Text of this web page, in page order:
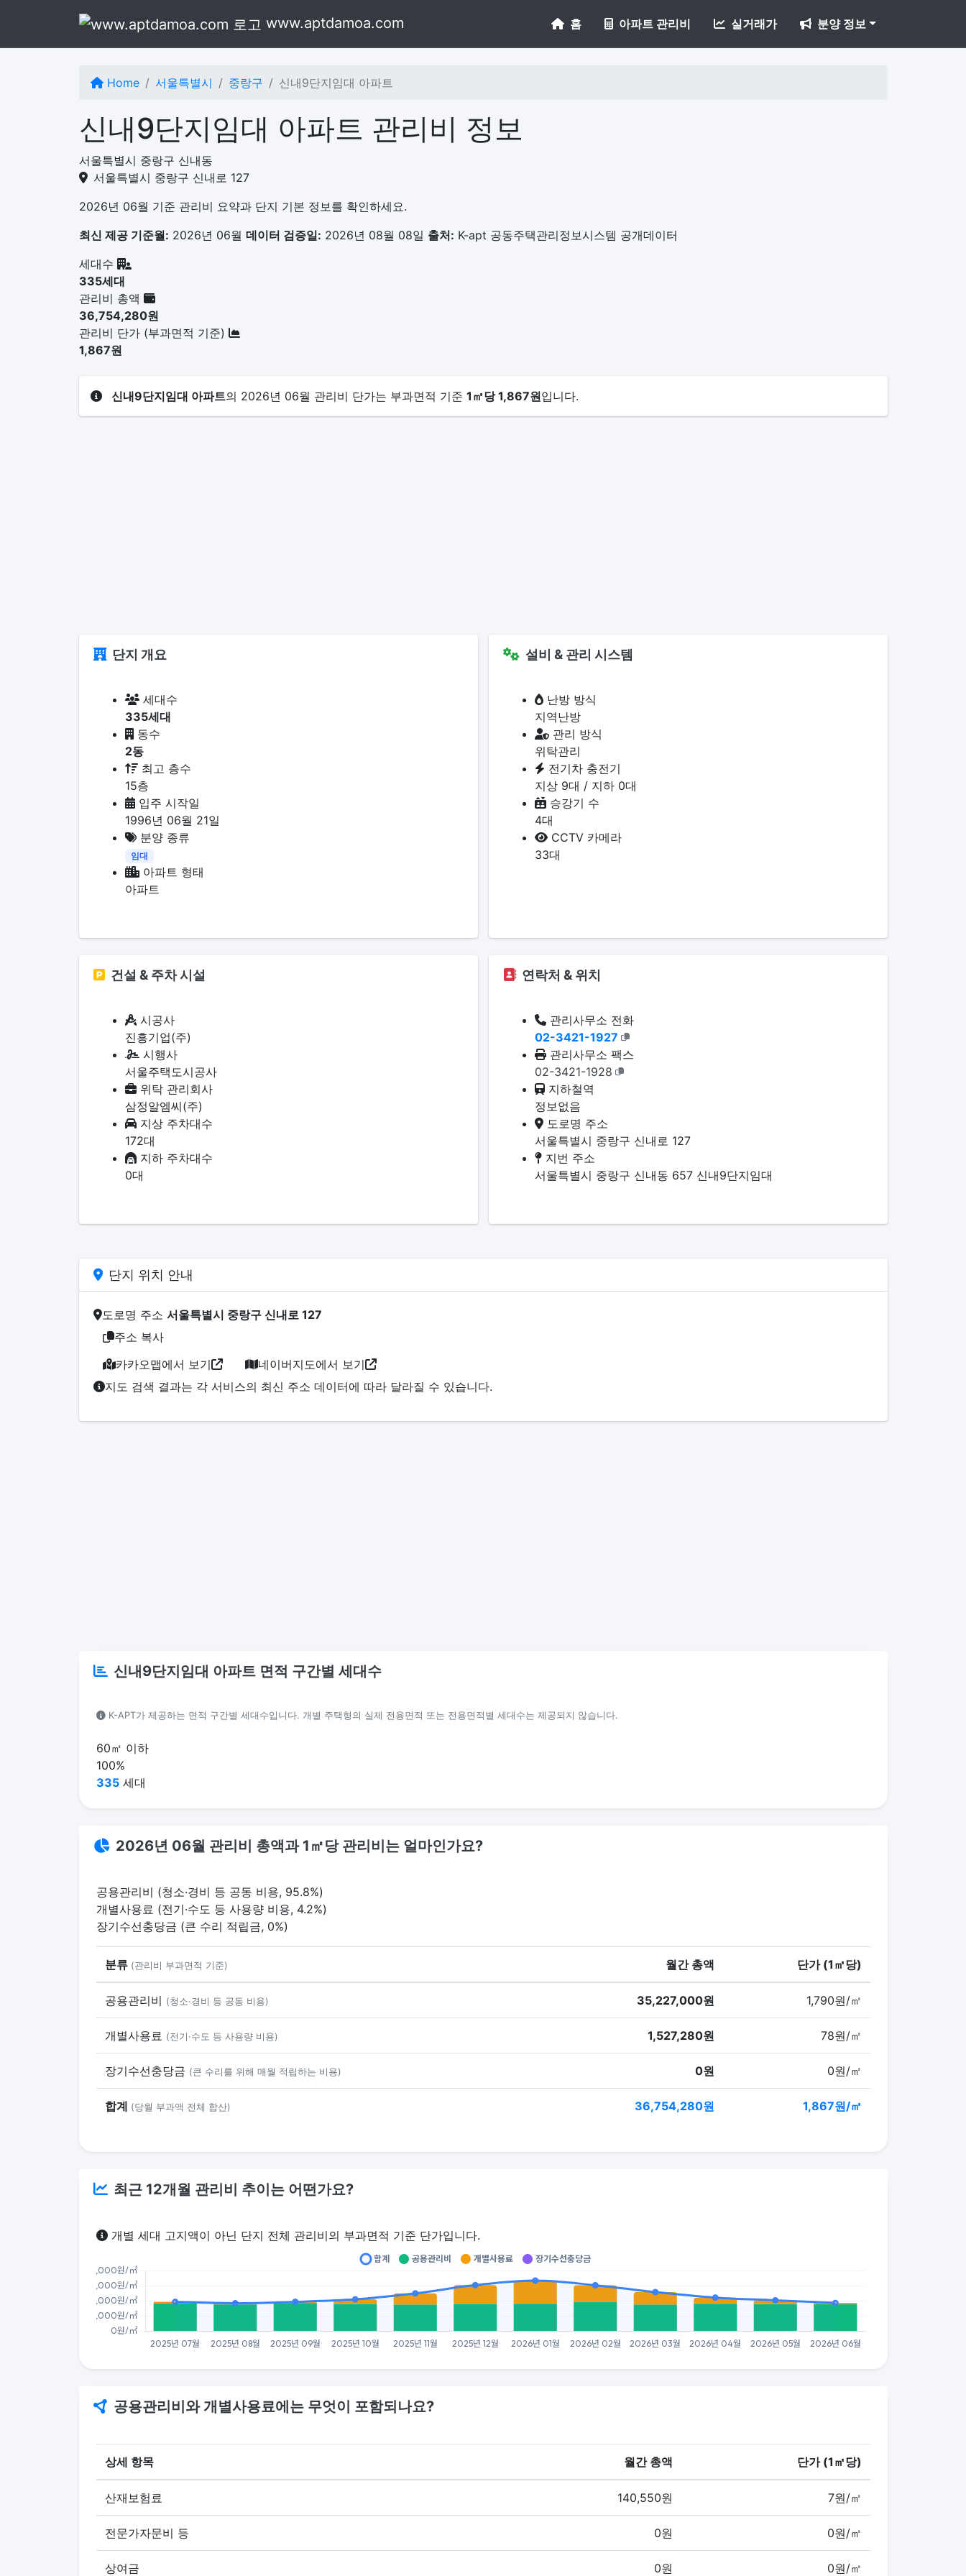
www.aptdamoa.com 홈 아파트 관리비 실거래가 분양 정보
Home 서울특별시 중랑구 신내9단지임대 아파트
신내9단지임대 아파트 관리비 정보
서울특별시 중랑구 신내동
서울특별시 중랑구 신내로 127
2026년 06월 기준 관리비 요약과 단지 기본 정보를 확인하세요.
최신 제공 기준월: 2026년 06월 데이터 검증일: 2026년 08월 08일 출처: K-apt 공동주택관리정보시스템 공개데이터
세대수
335세대
관리비 총액
36,754,280원
관리비 단가 (부과면적 기준)
1,867원
신내9단지임대 아파트의 2026년 06월 관리비 단가는 부과면적 기준 1㎡당 1,867원입니다.
단지 개요
세대수
335세대
동수
2동
최고 층수
15층
입주 시작일
1996년 06월 21일
분양 종류
임대
아파트 형태
아파트
설비 & 관리 시스템
난방 방식
지역난방
관리 방식
위탁관리
전기차 충전기
지상 9대 / 지하 0대
승강기 수
4대
CCTV 카메라
33대
건설 & 주차 시설
시공사
진흥기업(주)
시행사
서울주택도시공사
위탁 관리회사
삼정알엠씨(주)
지상 주차대수
172대
지하 주차대수
0대
연락처 & 위치
관리사무소 전화
02-3421-1927
관리사무소 팩스
02-3421-1928
지하철역
정보없음
도로명 주소
서울특별시 중랑구 신내로 127
지번 주소
서울특별시 중랑구 신내동 657 신내9단지임대
단지 위치 안내
도로명 주소 서울특별시 중랑구 신내로 127
주소 복사
카카오맵에서 보기
네이버지도에서 보기
지도 검색 결과는 각 서비스의 최신 주소 데이터에 따라 달라질 수 있습니다.
신내9단지임대 아파트 면적 구간별 세대수
K-APT가 제공하는 면적 구간별 세대수입니다. 개별 주택형의 실제 전용면적 또는 전용면적별 세대수는 제공되지 않습니다.
60㎡ 이하
100%
335 세대
2026년 06월 관리비 총액과 1㎡당 관리비는 얼마인가요?
공용관리비 (청소·경비 등 공동 비용, 95.8%)
개별사용료 (전기·수도 등 사용량 비용, 4.2%)
장기수선충당금 (큰 수리 적립금, 0%)
분류 (관리비 부과면적 기준) 월간 총액 단가 (1㎡당)
공용관리비 (청소·경비 등 공동 비용) 35,227,000원 1,790원/㎡
개별사용료 (전기·수도 등 사용량 비용) 1,527,280원 78원/㎡
장기수선충당금 (큰 수리를 위해 매월 적립하는 비용) 0원 0원/㎡
합계 (당월 부과액 전체 합산) 36,754,280원 1,867원/㎡
최근 12개월 관리비 추이는 어떤가요?
개별 세대 고지액이 아닌 단지 전체 관리비의 부과면적 기준 단가입니다.
공용관리비와 개별사용료에는 무엇이 포함되나요?
상세 항목 월간 총액 단가 (1㎡당)
산재보험료 140,550원 7원/㎡
전문가자문비 등 0원 0원/㎡
상여금 0원 0원/㎡